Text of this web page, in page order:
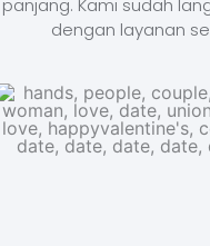
panjang. Kami sudah
dengan layanan